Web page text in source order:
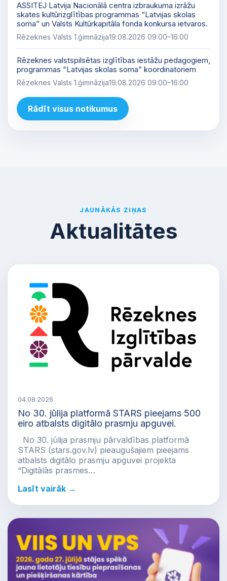
ASSITEJ Latvija Nacionālā centra izbraukuma izrāžu
skates kultūrizglītības programmas “Latvijas skolas
soma” un Valsts Kultūrkapitāla fonda konkursa ietvaros.
Rēzeknes Valsts 1.ģimnāzija19.08.2026 09:00–16:00
Rēzeknes valstspilsētas izglītības iestāžu pedagogiem,
programmas “Latvijas skolas soma” koordinatoriem
Rēzeknes Valsts 1.ģimnāzija19.08.2026 09:00–16:00
Rādīt visus notikumus
JAUNĀKĀS ZIŅAS
Aktualitātes
04.08.2026
No 30. jūlija platformā STARS pieejams 500
eiro atbalsts digitālo prasmju apguvei.
No 30. jūlija prasmju pārvaldības platformā
STARS (stars.gov.lv) pieaugušajiem pieejams
atbalsts digitālo prasmju apguvei projekta
“Digitālās prasmes…
Lasīt vairāk →